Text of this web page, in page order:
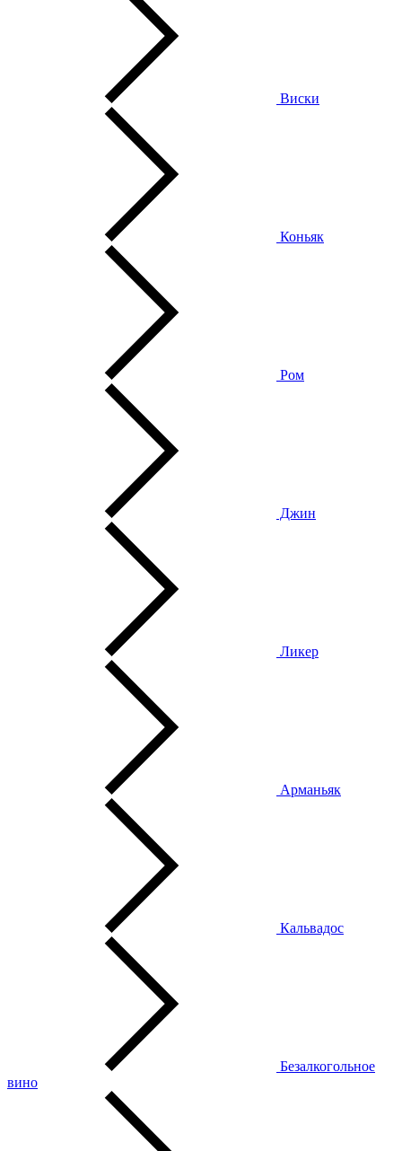
Виски
Коньяк
Ром
Джин
Ликер
Арманьяк
Кальвадос
Безалкогольное
вино